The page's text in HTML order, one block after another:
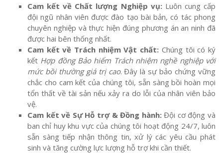
Cam kết về Chất lượng Nghiệp vụ:Luôn cung cấp
đội ngũ nhân viên được đào tạo bài bản, có tác phong
chuyên nghiệp và thực hiện đúng phương án an ninh đã
được hai bên thống nhất.
Cam kết về Trách nhiệm Vật chất: Chúng tôi có ký
kết Hợp đồng Bảo hiểm Trách nhiệm nghề nghiệp với
mức bồi thường giá trị cao. Đây là sự bảo chứng vững
chắc cho cam kết của chúng tôi, sẵn sàng bồi hoàn mọi
tổn thất về tài sản nếu xảy ra do lỗi của nhân viên bảo
vệ.
Cam kết về Sự Hỗ trợ & Đồng hành:Đội cơ động và
ban chỉ huy khu vực của chúng tôi hoạt động 24/7, luôn
sẵn sàng tiếp nhận thông tin, xử lý các yêu cầu phát
sinh và tăng cường lực lượng hỗ trợ khi cần thiết.